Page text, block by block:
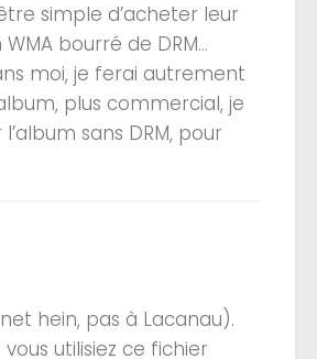
simple d’acheter leur
bourré de DRM…
moi, je ferai autrement
plus commercial, je
sans DRM, pour
hein, pas à Lacanau).
utilisiez ce fichier